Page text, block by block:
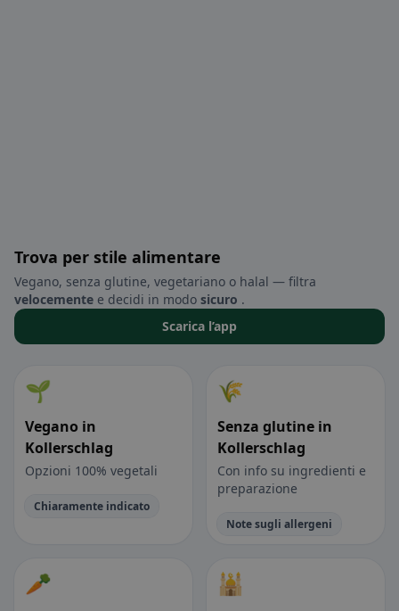
Trova per stile alimentare
Vegano, senza glutine, vegetariano o halal — filtra
velocemente e decidi in modo sicuro .
Scarica l’app
🌱
Vegano in
Kollerschlag
Opzioni 100% vegetali
Chiaramente indicato
🌾
Senza glutine in
Kollerschlag
Con info su ingredienti e
preparazione
Note sugli allergeni
🥕 🕌